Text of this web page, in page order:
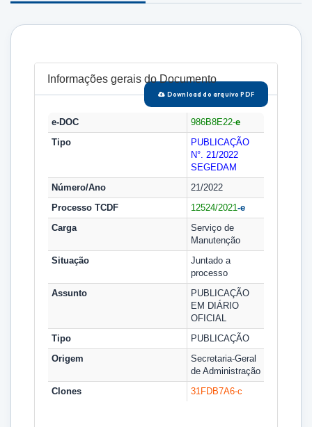
Informações gerais do Documento
Download do arquivo PDF
e-DOC 986B8E22-e
Tipo
PUBLICAÇÃO
N°. 21/2022
SEGEDAM
Número/Ano
21/2022
Processo TCDF
12524/2021-e
Carga
Serviço de
Manutenção
Situação
Juntado a
processo
Assunto
PUBLICAÇÃO
EM DIÁRIO
OFICIAL
Tipo
PUBLICAÇÃO
Origem
Secretaria-Geral
de Administração
Clones
31FDB7A6-c